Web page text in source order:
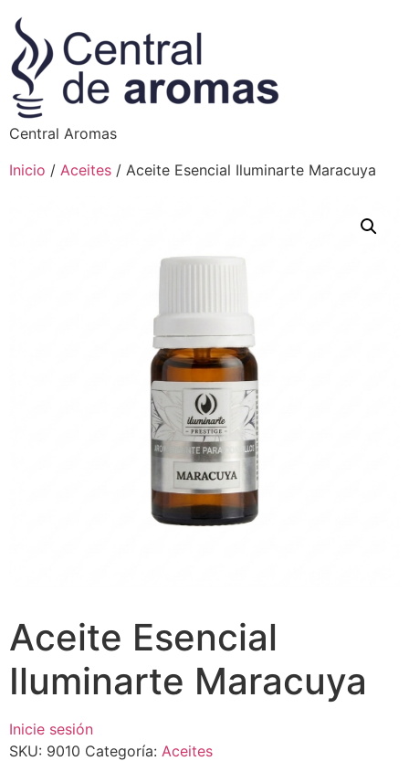
Central Aromas
Inicio / Aceites / Aceite Esencial Iluminarte Maracuya
Aceite Esencial
Iluminarte Maracuya
Inicie sesión
SKU: 9010 Categoría: Aceites